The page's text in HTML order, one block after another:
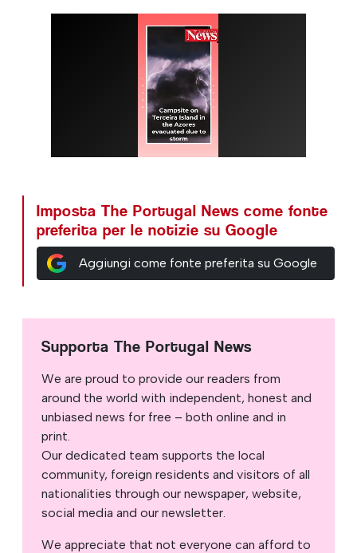
Imposta The Portugal News come fonte
preferita per le notizie su Google
Aggiungi come fonte preferita su Google
Supporta The Portugal News
We are proud to provide our readers from
around the world with independent, honest and
unbiased news for free – both online and in
print.
Our dedicated team supports the local
community, foreign residents and visitors of all
nationalities through our newspaper, website,
social media and our newsletter.
We appreciate that not everyone can afford to